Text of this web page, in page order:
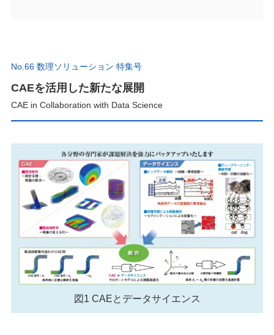
No.66 数理ソリューション 特集号
CAEを活用した新たな展開
CAE in Collaboration with Data Science
図1 CAEとデータサイエンス